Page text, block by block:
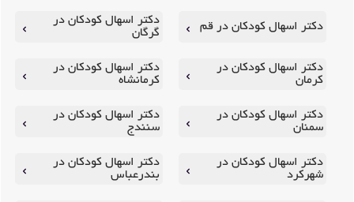
دکتر اسهال کودکان در قم
دکتر اسهال کودکان در
گرگان
دکتر اسهال کودکان در
کرمان
دکتر اسهال کودکان در
کرمانشاه
دکتر اسهال کودکان در
سمنان
دکتر اسهال کودکان در
سنندج
دکتر اسهال کودکان در
شهرکرد
دکتر اسهال کودکان در
بندرعباس